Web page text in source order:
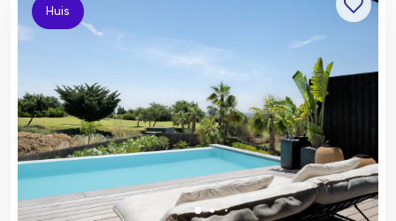
Huis